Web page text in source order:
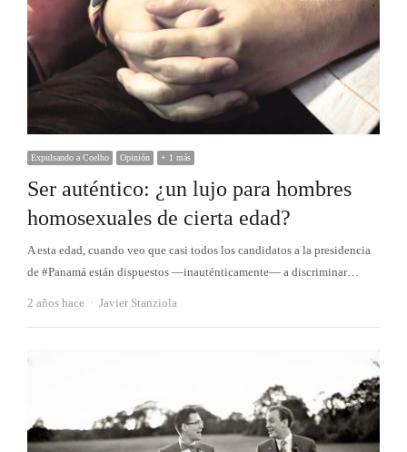
Expulsando a Coelho Opinión + 1 más
Ser auténtico: ¿un lujo para hombres
homosexuales de cierta edad?
A esta edad, cuando veo que casi todos los candidatos a la presidencia
de #Panamá están dispuestos —inauténticamente— a discriminar…
2 años hace Autor
Javier Stanziola